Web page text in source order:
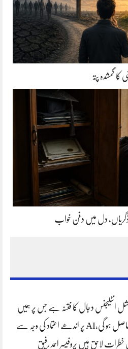
کا گمشدہ پتہ
ڈگریاں، دل میں دفن خواب
انٹلیجنس دجال کا فتنہ ہے جس پر ہمیں
فتح حاصل ہو گی،AI پر اندھے اعتماد کی وجہ سے
خطرات لاحق ہیں پروفیسر احمد رفیق